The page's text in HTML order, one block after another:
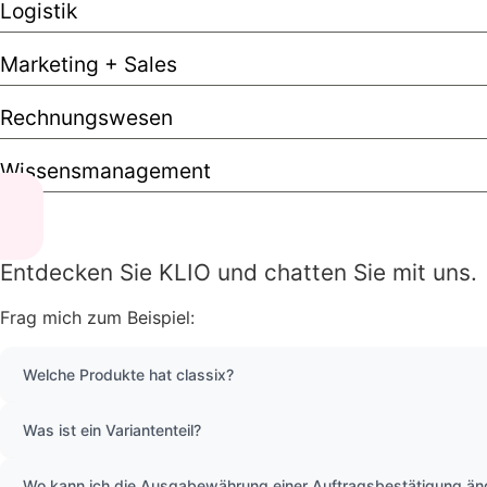
Logistik
Marketing + Sales
Rechnungswesen
Wissensmanagement
Entdecken Sie KLIO und chatten Sie mit uns.
Frag mich zum Beispiel:
Welche Produkte hat classix?
Was ist ein Variantenteil?